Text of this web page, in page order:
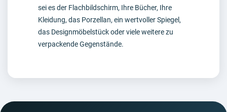
sei es der Flachbildschirm, Ihre Bücher, Ihre
Kleidung, das Porzellan, ein wertvoller Spiegel,
das Designmöbelstück oder viele weitere zu
verpackende Gegenstände.